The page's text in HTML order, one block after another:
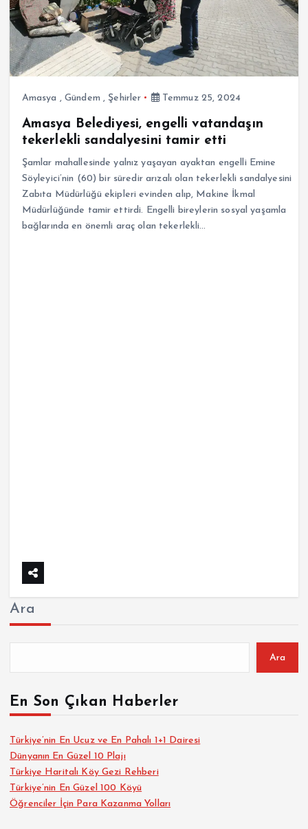
Amasya , Gündem , Şehirler Temmuz 25, 2024
Amasya Belediyesi, engelli vatandaşın
tekerlekli sandalyesini tamir etti
Şamlar mahallesinde yalnız yaşayan ayaktan engelli Emine
Söyleyici’nin (60) bir süredir arızalı olan tekerlekli sandalyesini
Zabıta Müdürlüğü ekipleri evinden alıp, Makine İkmal
Müdürlüğünde tamir ettirdi. Engelli bireylerin sosyal yaşamla
bağlarında en önemli araç olan tekerlekli…
Ara
Ara
En Son Çıkan Haberler
Türkiye’nin En Ucuz ve En Pahalı 1+1 Dairesi
Dünyanın En Güzel 10 Plajı
Türkiye Haritalı Köy Gezi Rehberi
Türkiye’nin En Güzel 100 Köyü
Öğrenciler İçin Para Kazanma Yolları